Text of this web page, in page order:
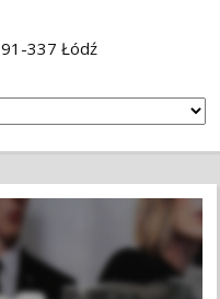
337 Łódź